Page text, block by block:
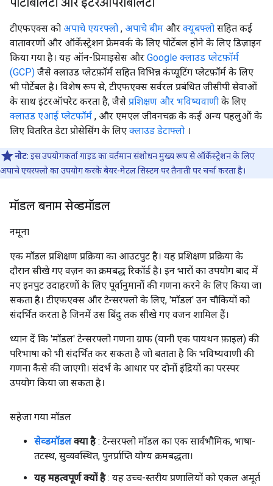
टीएफएक्स को अपाचे एयरफ्लो , अपाचे बीम और क्यूबफ्लो सहित कई
वातावरणों और ऑर्केस्ट्रेशन फ्रेमवर्क के लिए पोर्टेबल होने के लिए डिज़ाइन
किया गया है। यह ऑन-प्रिमाइसेस और Google क्लाउड प्लेटफ़ॉर्म
(GCP) जैसे क्लाउड प्लेटफ़ॉर्म सहित विभिन्न कंप्यूटिंग प्लेटफ़ॉर्म के लिए
भी पोर्टेबल है। विशेष रूप से, टीएफएक्स सर्वरल प्रबंधित जीसीपी सेवाओं
के साथ इंटरऑपरेट करता है, जैसे प्रशिक्षण और भविष्यवाणी के लिए
क्लाउड एआई प्लेटफॉर्म , और एमएल जीवनचक्र के कई अन्य पहलुओं के
लिए वितरित डेटा प्रोसेसिंग के लिए क्लाउड डेटाफ्लो ।
नोट: इस उपयोगकर्ता गाइड का वर्तमान संशोधन मुख्य रूप से ऑर्केस्ट्रेशन के लिए
अपाचे एयरफ्लो का उपयोग करके बेयर-मेटल सिस्टम पर तैनाती पर चर्चा करता है।
मॉडल बनाम सेव्डमॉडल
नमूना
एक मॉडल प्रशिक्षण प्रक्रिया का आउटपुट है। यह प्रशिक्षण प्रक्रिया के
दौरान सीखे गए वज़न का क्रमबद्ध रिकॉर्ड है। इन भारों का उपयोग बाद में
नए इनपुट उदाहरणों के लिए पूर्वानुमानों की गणना करने के लिए किया जा
सकता है। टीएफएक्स और टेन्सरफ्लो के लिए, 'मॉडल' उन चौकियों को
संदर्भित करता है जिनमें उस बिंदु तक सीखे गए वजन शामिल हैं।
ध्यान दें कि 'मॉडल' टेन्सरफ्लो गणना ग्राफ (यानी एक पायथन फ़ाइल) की
परिभाषा को भी संदर्भित कर सकता है जो बताता है कि भविष्यवाणी की
गणना कैसे की जाएगी। संदर्भ के आधार पर दोनों इंद्रियों का परस्पर
उपयोग किया जा सकता है।
सहेजा गया मॉडल
सेव्डमॉडलक्या है: टेन्सरफ्लो मॉडल का एक सार्वभौमिक, भाषा-
तटस्थ, सुव्यवस्थित, पुनर्प्राप्ति योग्य क्रमबद्धता।
यह महत्वपूर्ण क्यों है: यह उच्च-स्तरीय प्रणालियों को एकल अमूर्त